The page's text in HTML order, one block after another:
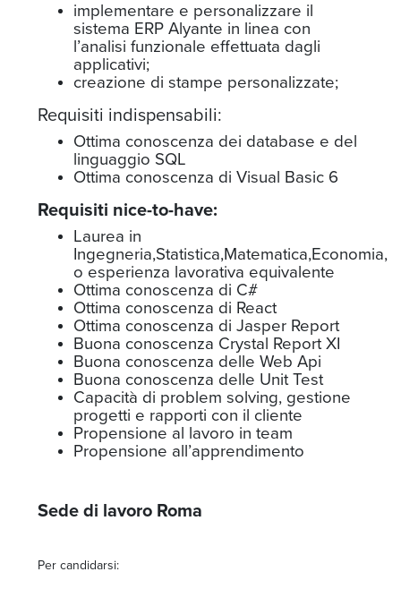
implementare e personalizzare il
sistema ERP Alyante in linea con
l’analisi funzionale effettuata dagli
applicativi;
creazione di stampe personalizzate;
Requisiti indispensabili:
Ottima conoscenza dei database e del
linguaggio SQL
Ottima conoscenza di Visual Basic 6
Requisiti nice-to-have:
Laurea in
Ingegneria,Statistica,Matematica,Economia,
o esperienza lavorativa equivalente
Ottima conoscenza di C#
Ottima conoscenza di React
Ottima conoscenza di Jasper Report
Buona conoscenza Crystal Report XI
Buona conoscenza delle Web Api
Buona conoscenza delle Unit Test
Capacità di problem solving, gestione
progetti e rapporti con il cliente
Propensione al lavoro in team
Propensione all’apprendimento
Sede di lavoro Roma
Per candidarsi: